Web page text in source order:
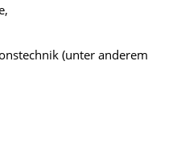
(unter anderem